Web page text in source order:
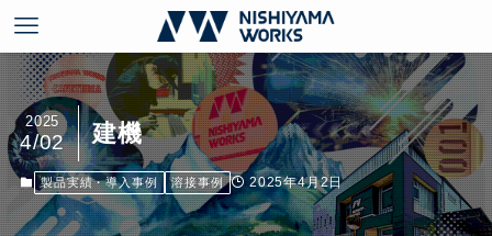
建機
2025
4/02
製品実績・導入事例 溶接事例 2025年4月2日